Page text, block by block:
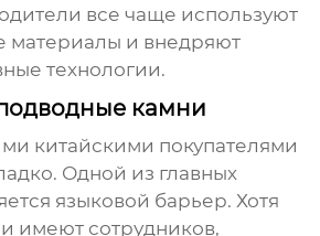
все чаще используют
материалы и внедряют
технологии.
камни
китайскими покупателями
Одной из главных
языковой барьер. Хотя
имеют сотрудников,